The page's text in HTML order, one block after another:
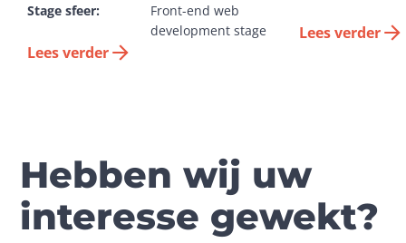
Stage sfeer:
Front-end web
development stage
Lees verder
Lees verder
Hebben wij uw
interesse gewekt?